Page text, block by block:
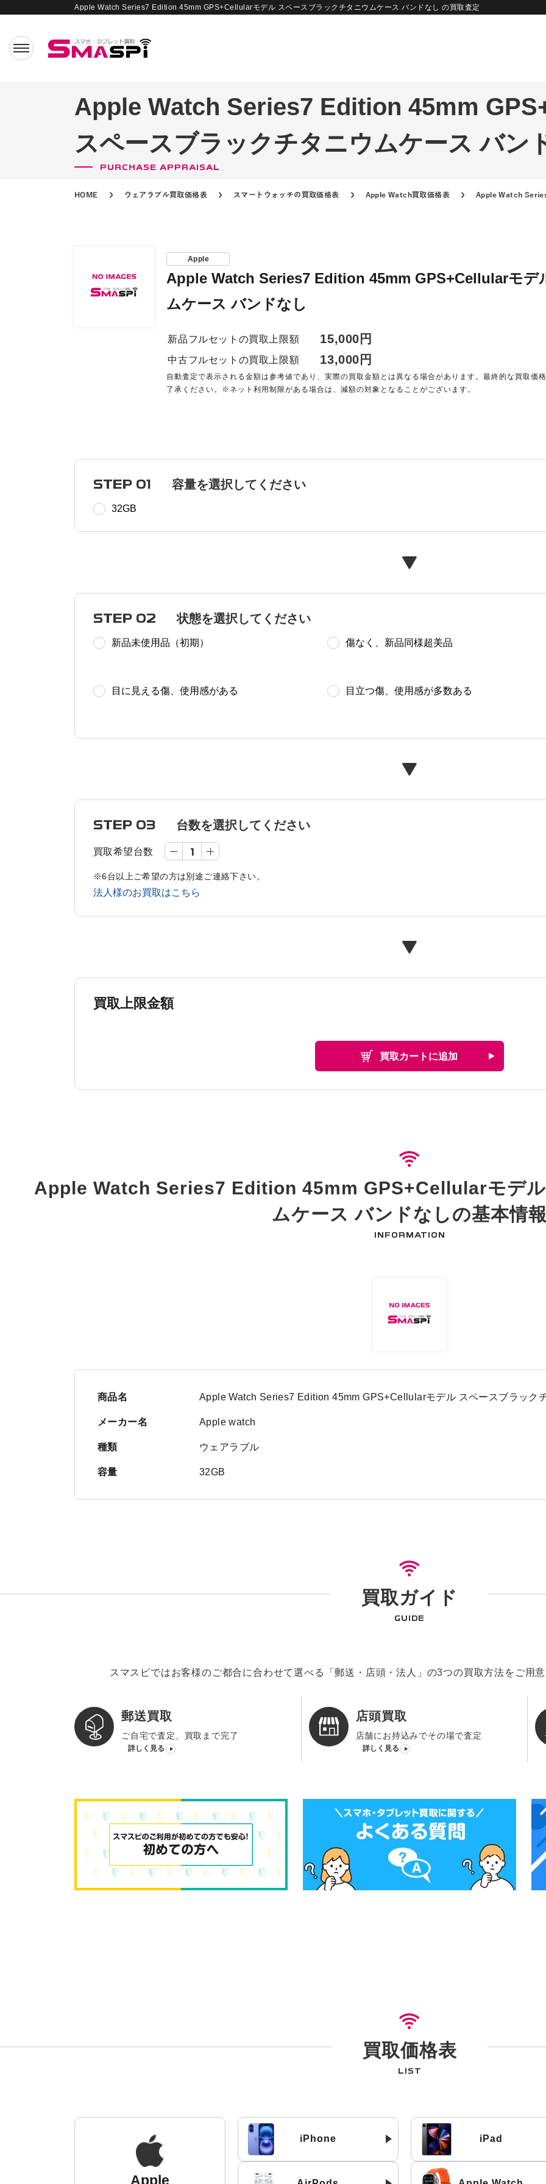
Apple Watch Series7 Edition 45mm GPS+Cellularモデル スペースブラックチタニウムケース バンドなし の買取査定
Apple Watch Series7 Edition 45mm
スペースブラックチタニウムケース バン
PURCHASE APPRAISAL
HOME ウェアラブル買取価格表 スマートウォッチの買取価格表 Apple Watch買取価格表 Apple Watch
Apple
Apple Watch Series7 Edition 45mm GPS+Cellularモデ
ムケース バンドなし
新品フルセットの買取上限額 15,000円
中古フルセットの買取上限額 13,000円
自動査定で表示される金額は参考値であり、実際の買取金額とは異なる場合があります。最終的な買取価
了承ください。※ネット利用制限がある場合は、減額の対象となることがございます。
STEP 01 容量を選択してください
32GB
STEP 02 状態を選択してください
新品未使用品（初期） 傷なく、新品同様超美品
目に見える傷、使用感がある 目立つ傷、使用感が多数ある
STEP 03 台数を選択してください
買取希望台数
※6台以上ご希望の方は別途ご連絡下さい。
法人様のお買取はこちら
買取上限金額
買取カートに追加
Apple Watch Series7 Edition 45mm GPS+Cellularモデ
ムケース バンドなしの基本情
INFORMATION
商品名 Apple Watch Series7 Edition 45mm GPS+Cellularモデル スペースブラック
メーカー名 Apple watch
種類 ウェアラブル
容量 32GB
買取ガイド
GUIDE
スマスピではお客様のご都合に合わせて選べる「郵送・店頭・法人」の3つの買取方法をご用
郵送買取
ご自宅で査定、買取まで完了
詳しく見る
店頭買取
店舗にお持込みでその場で査定
詳しく見る
買取価格表
LIST
Apple
iPhone iPad